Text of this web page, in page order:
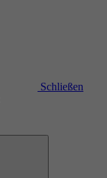
Schließen